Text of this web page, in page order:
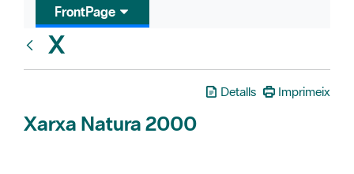
FrontPage
X
Detalls Imprimeix
Xarxa Natura 2000